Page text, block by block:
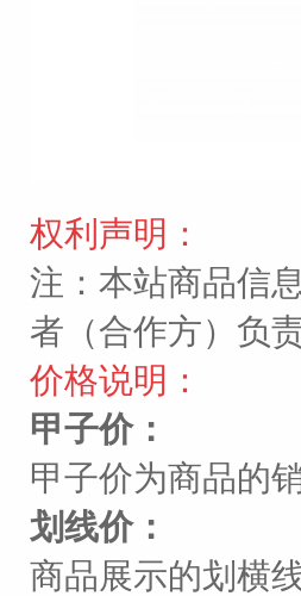
权利声明：
注：本站商品信
者（合作方）负
价格说明：
甲子价：
甲子价为商品的
划线价：
商品展示的划横